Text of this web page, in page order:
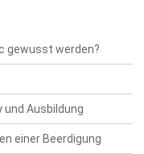
gewusst werden?
und Ausbildung
einer Beerdigung